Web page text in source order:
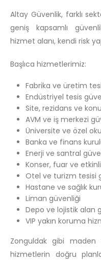
Altay Güvenlik, farklı
geniş kapsamlı
hizmet alanı, kendi risk
Başlıca hizmetlerimiz:
Fabrika ve üretim
Endüstriyel tesis
Site, rezidans ve
AVM ve iş merkezi
Üniversite ve özel
Banka ve finans
Enerji ve santral
Konser, fuar ve
Otel ve turizm tesisi
Hastane ve sağlık
Liman güvenliği
Depo ve lojistik alan
VIP yakın koruma
Zonguldak gibi maden
hizmetlerin doğru